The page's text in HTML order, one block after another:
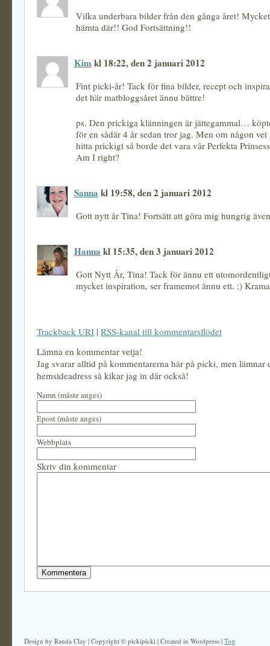
Vilka underbara bilder från den gånga året!
hämta där!! God Fortsättning!!
Kimkl 18:22, den 2 januari 2012
Fint picki-år! Tack för fina bilder, recept och
det här matbloggsåret ännu bättre!
ps. Den prickiga klänningen är jättegammal…
för en sådär 4 år sedan tror jag. Men om någon
hitta prickigt så borde det vara vår Perfekta
Am I right?
Sanna kl 19:58, den 2 januari 2012
Gott nytt år Tina! Fortsätt att göra mig hungrig
Hanna kl 15:35, den 3 januari 2012
Gott Nytt År, Tina! Tack för ännu ett
mycket inspiration, ser framemot ännu ett. :)
Trackback URI | RSS-kanal till kommentarsflödet
Lämna en kommentar vetja!
Jag svarar alltid på kommentarerna här på picki, men lämnar
hemsideadress så kikar jag in där också!
Namn (måste anges)
Epost (måste anges)
Webbplats
Skriv din kommentar
Design by Randa Clay | Copyright © pickipicki | Created in Wordpress | Top